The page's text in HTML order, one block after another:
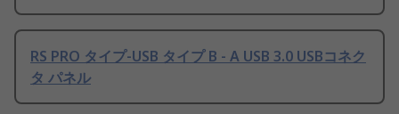
RS PRO タイプ-USB タイプ B - A USB 3.0 USBコネク
タ パネル